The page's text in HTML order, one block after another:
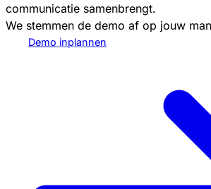
communicatie samenbrengt.
We stemmen de demo af op jouw
Demo inplannen